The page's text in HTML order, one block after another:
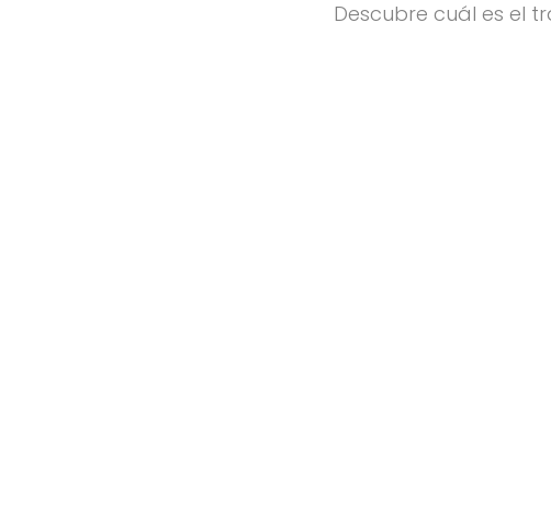
Descubre cuál es el